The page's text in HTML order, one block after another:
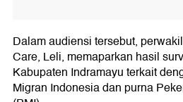
Dalam audiensi tersebut,
Care, Leli, memaparkan hasil
Kabupaten Indramayu terkait
Migran Indonesia dan purna